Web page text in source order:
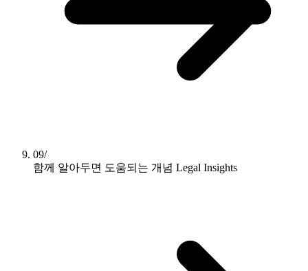
09/
함께 알아두면 도움되는 개념 Legal Insights